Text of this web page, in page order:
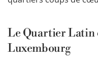
Le Quartier Latin
Luxembourg